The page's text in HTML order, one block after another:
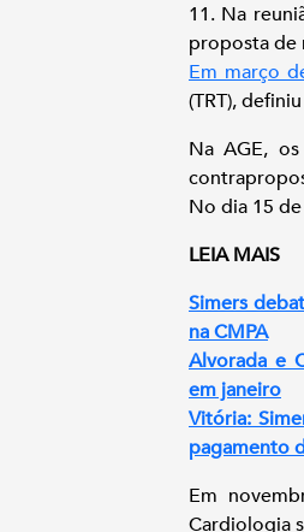
11. Na
proposta de
Em março
(TRT),
Na AGE,
No dia 15
LEIA MAIS
Simers
na CMPA
Alvorada e
em janeiro
Vitória:
pagamento
Em
Cardiologia